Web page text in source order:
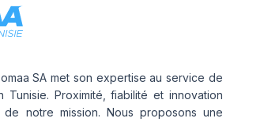
SA met son expertise au service de
Tunisie. Proximité, fiabilité et innovation
notre mission. Nous proposons une